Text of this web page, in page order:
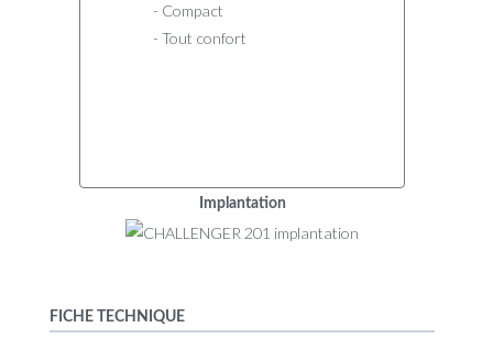
- Compact
- Tout confort
Implantation
FICHE TECHNIQUE